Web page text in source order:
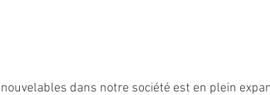
dans notre société est en plein